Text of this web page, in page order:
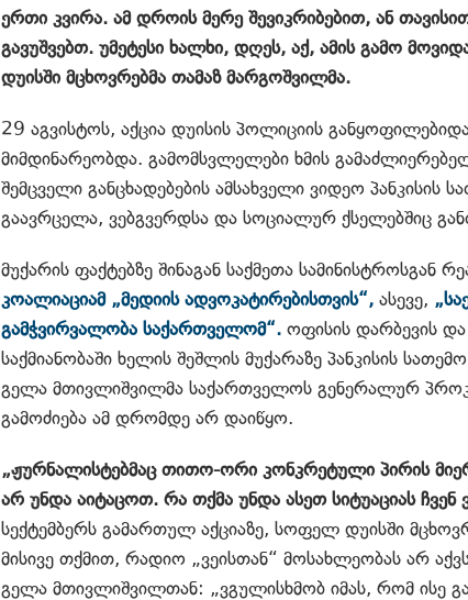
ერთი კვირა. ამ დროის მერე შევიკრიბებით, ან
გავუშვებთ. უმეტესი ხალხი, დღეს, აქ, ამის გამო
დუისში მცხოვრებმა თამაზ მარგოშვილმა.
29 აგვისტოს, აქცია დუისის პოლიციის
მიმდინარეობდა. გამომსვლელები ხმის
შემცველი განცხადებების ამსახველი ვიდეო პანკისის
გაავრცელა, ვებგვერდსა და სოციალურ ქსელებშიც
მუქარის ფაქტებზე შინაგან საქმეთა სამინისტროსგან
კოალიაციამ „მედიის ადვოკატირებისთვის“, ასევე,
გამჭვირვალობა საქართველომ“. ოფისის დარბევის
საქმიანობაში ხელის შეშლის მუქარაზე პანკისის
გელა მთივლიშვილმა საქართველოს გენერალურ
გამოძიება ამ დრომდე არ დაიწყო.
„ჟურნალისტებმაც თითო-ორი კონკრეტული პირის
არ უნდა აიტაცოთ. რა თქმა უნდა ასეთ სიტუაციას ჩვენ
სექტემბერს გამართულ აქციაზე, სოფელ დუისში
მისივე თქმით, რადიო „ვეისთან“ მოსახლეობას არ
გელა მთივლიშვილთან: „ვგულისხმობ იმას, რომ ისე